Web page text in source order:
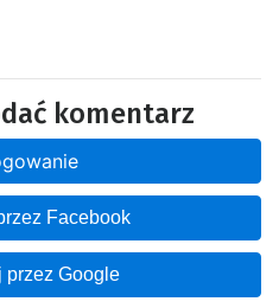
komentarz
Facebook
Google